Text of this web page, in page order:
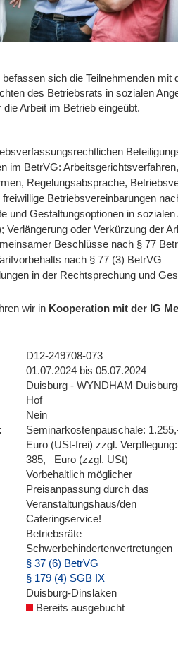
sich die Teilnehmenden
des Betriebsrats in sozialen
Arbeit im Betrieb eingeübt.
im BetrVG:
Regelungsabsprache,
Betriebsvereinbarungen
und Gestaltungsoptionen in
Verlängerung oder Verkürzung der
Beschlüsse nach § 77
nach § 77 (3) BetrVG
in der Rechtsprechung und
wir in Kooperation mit der IG
D12-249708-073
01.07.2024 bis 05.07.2024
Duisburg - WYNDHAM
Hof
Nein
Seminarkostenpauschale:
Euro (USt-frei) zzgl.
385,– Euro (zzgl. USt)
Vorbehaltlich möglicher
Preisanpassung durch das
Veranstaltungshaus/den
Cateringservice!
Betriebsräte
Schwerbehindertenvertretungen
§ 37 (6) BetrVG
§ 179 (4) SGB IX
Duisburg-Dinslaken
Bereits ausgebucht